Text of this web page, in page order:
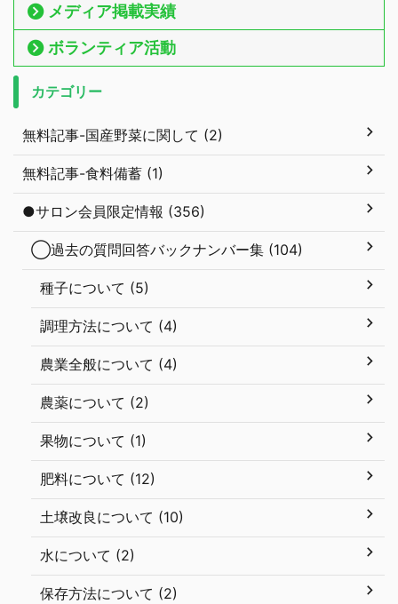
メディア掲載実績
ボランティア活動
カテゴリー
無料記事-国産野菜に関して (2)
無料記事-食料備蓄 (1)
●サロン会員限定情報 (356)
◯過去の質問回答バックナンバー集 (104)
種子について (5)
調理方法について (4)
農業全般について (4)
農薬について (2)
果物について (1)
肥料について (12)
土壌改良について (10)
水について (2)
保存方法について (2)